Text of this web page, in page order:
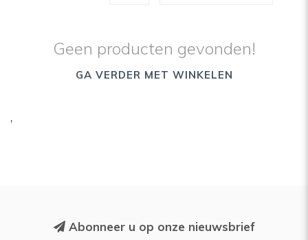
Geen producten gevonden!
GA VERDER MET WINKELEN
'
Abonneer u op onze nieuwsbrief